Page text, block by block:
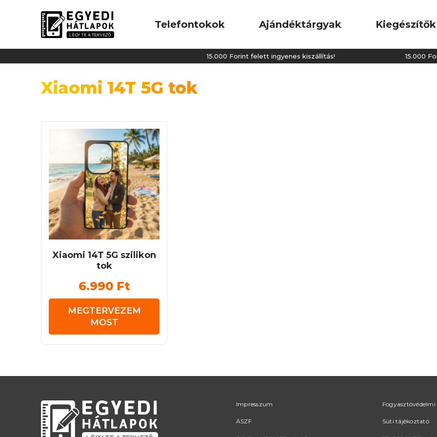
Telefontokok Ajándéktárgyak Kiegészítők
15.000 Forint felett ingyenes kiszállítás! 15.000
Xiaomi 14T 5G tok
Xiaomi 14T 5G szilikon
tok
6.990 Ft
MEGTERVEZEM
MOST
Impresszum
ÁSZF Süti tájékoztató